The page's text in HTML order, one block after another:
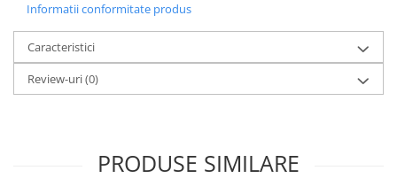
iPhone 16
iPhone 15 Plus
iPhone 15
iPhone 14 Pro Max
Informatii conformitate produs
Caracteristici
Review-uri(0)
PRODUSE SIMILARE